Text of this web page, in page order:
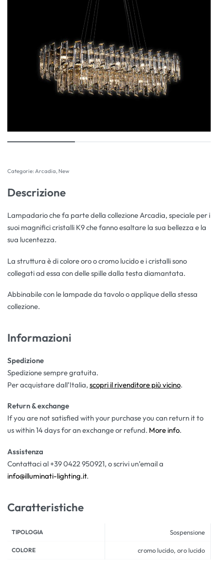
Categorie: Arcadia, New
Descrizione
Lampadario che fa parte della collezione Arcadia, speciale per i
suoi magnifici cristalli K9 che fanno esaltare la sua bellezza e la
sua lucentezza.
La struttura è di colore oro o cromo lucido e i cristalli sono
collegati ad essa con delle spille dalla testa diamantata.
Abbinabile con le lampade da tavolo o applique della stessa
collezione.
Informazioni
Spedizione
Spedizione sempre gratuita.
Per acquistare dall’Italia, scopri il rivenditore più vicino.
Return & exchange
If you are not satisfied with your purchase you can return it to
us within 14 days for an exchange or refund. More info.
Assistenza
Contattaci al +39 0422 950921, o scrivi un’email a
info@illuminati-lighting.it.
Caratteristiche
TIPOLOGIA Sospensione
COLORE cromo lucido, oro lucido